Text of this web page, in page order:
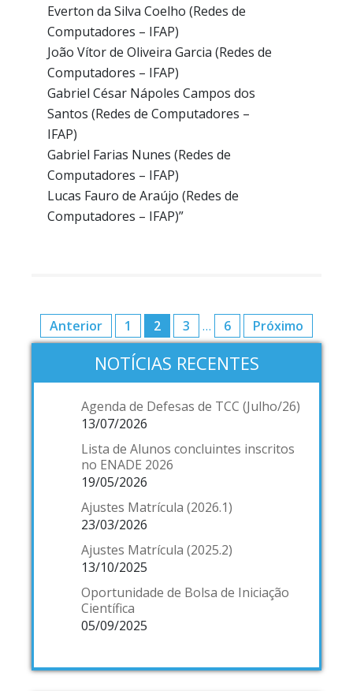
Everton da Silva Coelho (Redes de
Computadores – IFAP)
João Vítor de Oliveira Garcia (Redes de
Computadores – IFAP)
Gabriel César Nápoles Campos dos
Santos (Redes de Computadores –
IFAP)
Gabriel Farias Nunes (Redes de
Computadores – IFAP)
Lucas Fauro de Araújo (Redes de
Computadores – IFAP)”
Anterior 1 2 3 … 6 Próximo
NOTÍCIAS RECENTES
Agenda de Defesas de TCC (Julho/26)
13/07/2026
Lista de Alunos concluintes inscritos
no ENADE 2026
19/05/2026
Ajustes Matrícula (2026.1)
23/03/2026
Ajustes Matrícula (2025.2)
13/10/2025
Oportunidade de Bolsa de Iniciação
Científica
05/09/2025